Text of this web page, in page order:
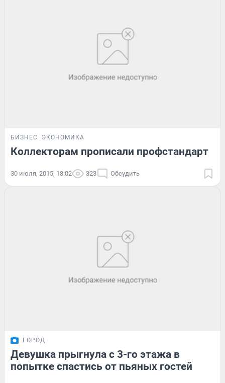
БИЗНЕС ЭКОНОМИКА
Коллекторам прописали профстандарт
30 июля, 2015, 18:02 323 Обсудить
ГОРОД
Девушка прыгнула с 3-го этажа в
попытке спастись от пьяных гостей